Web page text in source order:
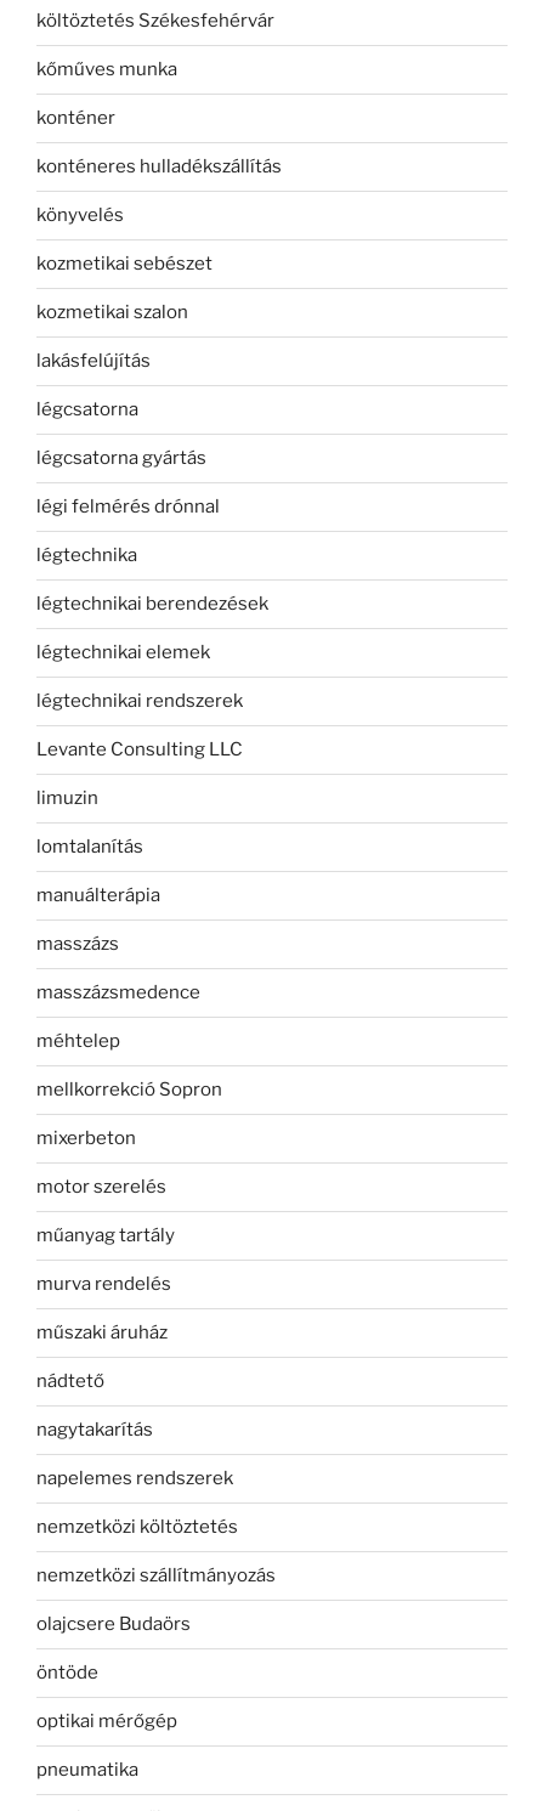
költöztetés Székesfehérvár
kőműves munka
konténer
konténeres hulladékszállítás
könyvelés
kozmetikai sebészet
kozmetikai szalon
lakásfelújítás
légcsatorna
légcsatorna gyártás
légi felmérés drónnal
légtechnika
légtechnikai berendezések
légtechnikai elemek
légtechnikai rendszerek
Levante Consulting LLC
limuzin
lomtalanítás
manuálterápia
masszázs
masszázsmedence
méhtelep
mellkorrekció Sopron
mixerbeton
motor szerelés
műanyag tartály
murva rendelés
műszaki áruház
nádtető
nagytakarítás
napelemes rendszerek
nemzetközi költöztetés
nemzetközi szállítmányozás
olajcsere Budaörs
öntöde
optikai mérőgép
pneumatika